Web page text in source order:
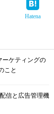
Hatena
ーケティングの
こと
信と広告管理機